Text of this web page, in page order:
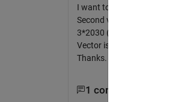
I want to split the vector into
Second vector should contain
3*2030 (6090), etc.
Vector is attached.
Thanks.
1 commentaire